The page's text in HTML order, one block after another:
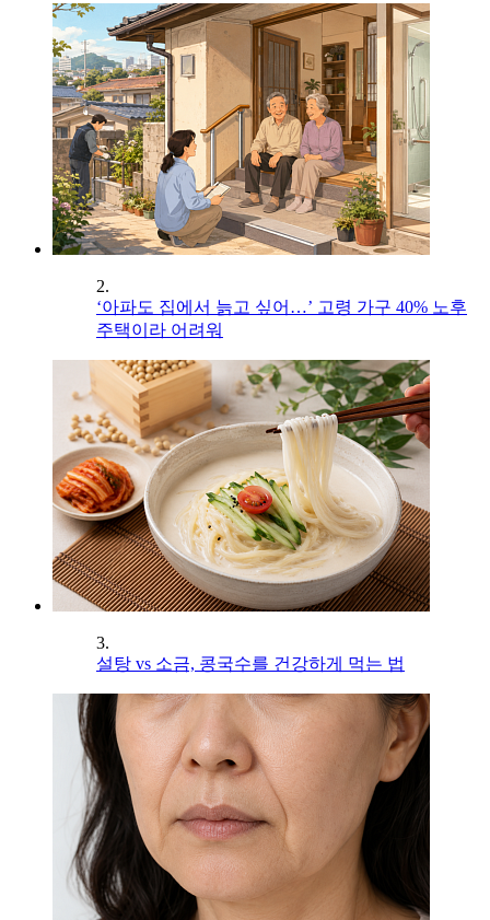
2.
‘아파도 집에서 늙고 싶어…’ 고령 가구 40% 노후
주택이라 어려워
3.
설탕 vs 소금, 콩국수를 건강하게 먹는 법